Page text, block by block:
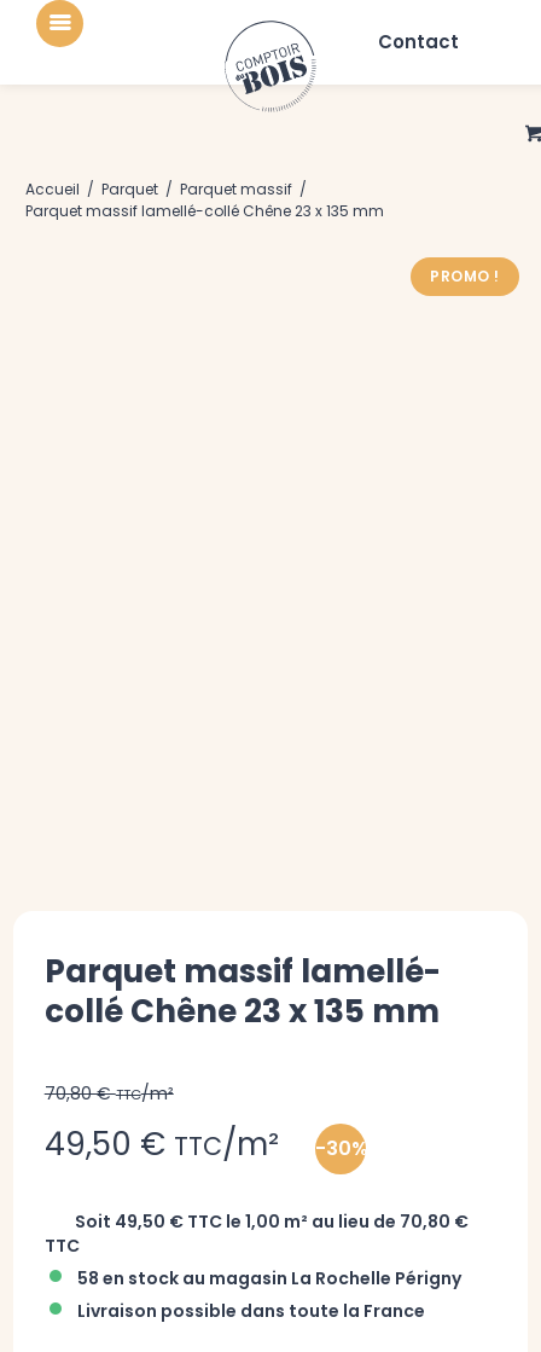
Contact
Accueil / Parquet / Parquet massif /
Parquet massif lamellé-collé Chêne 23 x 135 mm
PROMO !
Parquet massif lamellé-
collé Chêne 23 x 135 mm
70,80 €TTC/m²
49,50 € TTC/m² -30%
Soit 49,50 € TTC le 1,00 m² au lieu de 70,80 €
TTC
• 58 en stock au magasin La Rochelle Périgny
• Livraison possible dans toute la France